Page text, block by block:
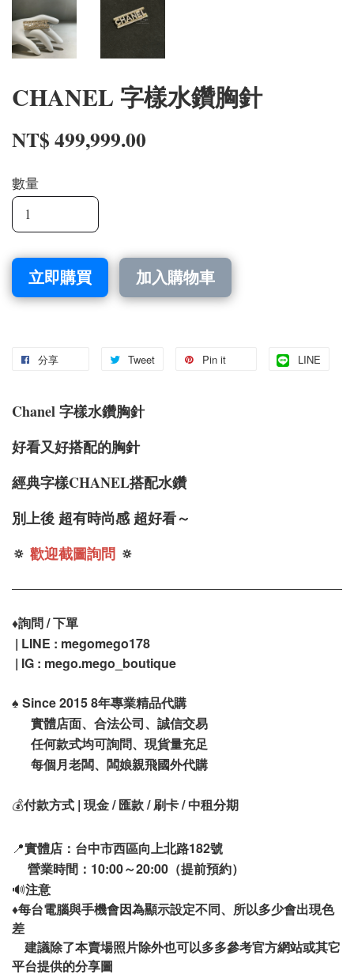
CHANEL 字樣水鑽胸針
NT$ 499,999.00
數量
立即購買 加入購物車
分享 Tweet Pin it LINE
Chanel 字樣水鑽胸針
好看又好搭配的胸針
經典字樣CHANEL搭配水鑽
別上後 超有時尚感 超好看～
🔅 歡迎截圖詢問 🔅
♦️詢問 / 下單
| LINE : megomego178
| IG : mego.mego_boutique
♠️ Since 2015 8年專業精品代購
實體店面、合法公司、誠信交易
任何款式均可詢問、現貨量充足
每個月老闆、闆娘親飛國外代購
💰付款方式 | 現金 / 匯款 / 刷卡 / 中租分期
📍實體店：台中市西區向上北路182號
營業時間：10:00～20:00（提前預約）
🔊注意
♦️每台電腦與手機會因為顯示設定不同、所以多少會出現色
差
建議除了本賣場照片除外也可以多多參考官方網站或其它
平台提供的分享圖